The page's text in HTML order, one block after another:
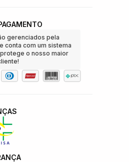
gerenciados pela
conta com um sistema
o nosso maior